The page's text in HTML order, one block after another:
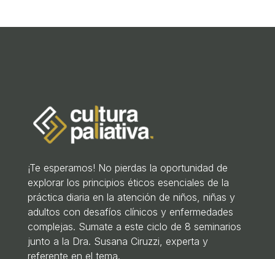
¡Te esperamos! No pierdas la oportunidad de
explorar los principios éticos esenciales de la
práctica diaria en la atención de niños, niñas y
adultos con desafíos clínicos y enfermedades
complejas. Sumate a este ciclo de 8 seminarios
junto a la Dra. Susana Ciruzzi, experta y
referente en el tema.